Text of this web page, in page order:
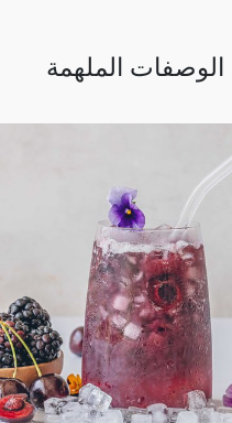
الوصفات الملهمة